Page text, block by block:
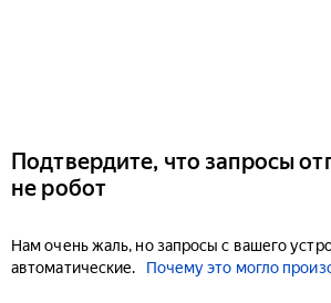
Подтвердите, что запросы
не робот
Нам очень жаль, но запросы с вашего
автоматические.
Почему это могло